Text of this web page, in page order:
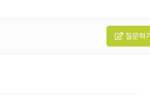
질문하기